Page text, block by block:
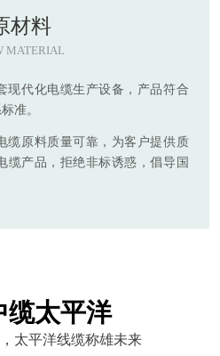
材料
MATERIAL
现代化电缆生产设备，产品符合
准。
缆原料质量可靠，为客户提供质
缆产品，拒绝非标诱惑，倡导国
缆太平洋
太平洋线缆称雄未来